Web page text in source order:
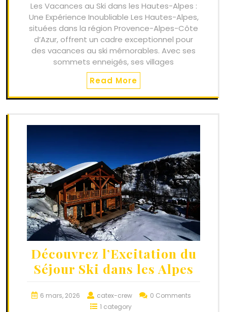
Les Vacances au Ski dans les Hautes-Alpes :
Une Expérience Inoubliable Les Hautes-Alpes,
situées dans la région Provence-Alpes-Côte
d’Azur, offrent un cadre exceptionnel pour
des vacances au ski mémorables. Avec ses
sommets enneigés, ses villages
Read More
Découvrez l’Excitation du
Séjour Ski dans les Alpes
6 mars, 2026 catex-crew
0 Comments
1 category